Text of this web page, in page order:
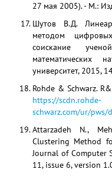
27 мая 2005). - М.:
Шутов В.Д.
методом
соискание
математических
университет, 2015,
Rohde & Schwarz.
https://scdn.rohde-
schwarz.com/ur/pws/
Attarzadeh N.,
Clustering Method
Journal of Computer
11, issue 6, version